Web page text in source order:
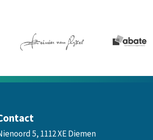
5, 1112 XE Diemen